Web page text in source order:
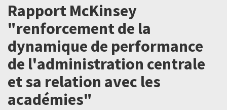
Rapport McKinsey
"renforcement de la
dynamique de performance
de l'administration centrale
et sa relation avec les
académies"